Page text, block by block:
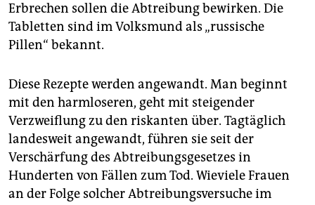
Erbrechen sollen die Abtreibung bewirken. Die
Tabletten sind im Volksmund als „russische
Pillen“ bekannt.
Diese Rezepte werden angewandt. Man beginnt
mit den harmloseren, geht mit steigender
Verzweiflung zu den riskanten über. Tagtäglich
landesweit angewandt, führen sie seit der
Verschärfung des Abtreibungsgesetzes in
Hunderten von Fällen zum Tod. Wieviele Frauen
an der Folge solcher Abtreibungsversuche im